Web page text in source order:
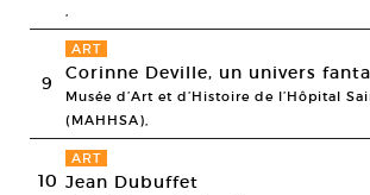
,
9
ART
Corinne Deville, un univers
Musée d’Art et d’Histoire de l’Hôpital
(MAHHSA),
10
ART
Jean Dubuffet